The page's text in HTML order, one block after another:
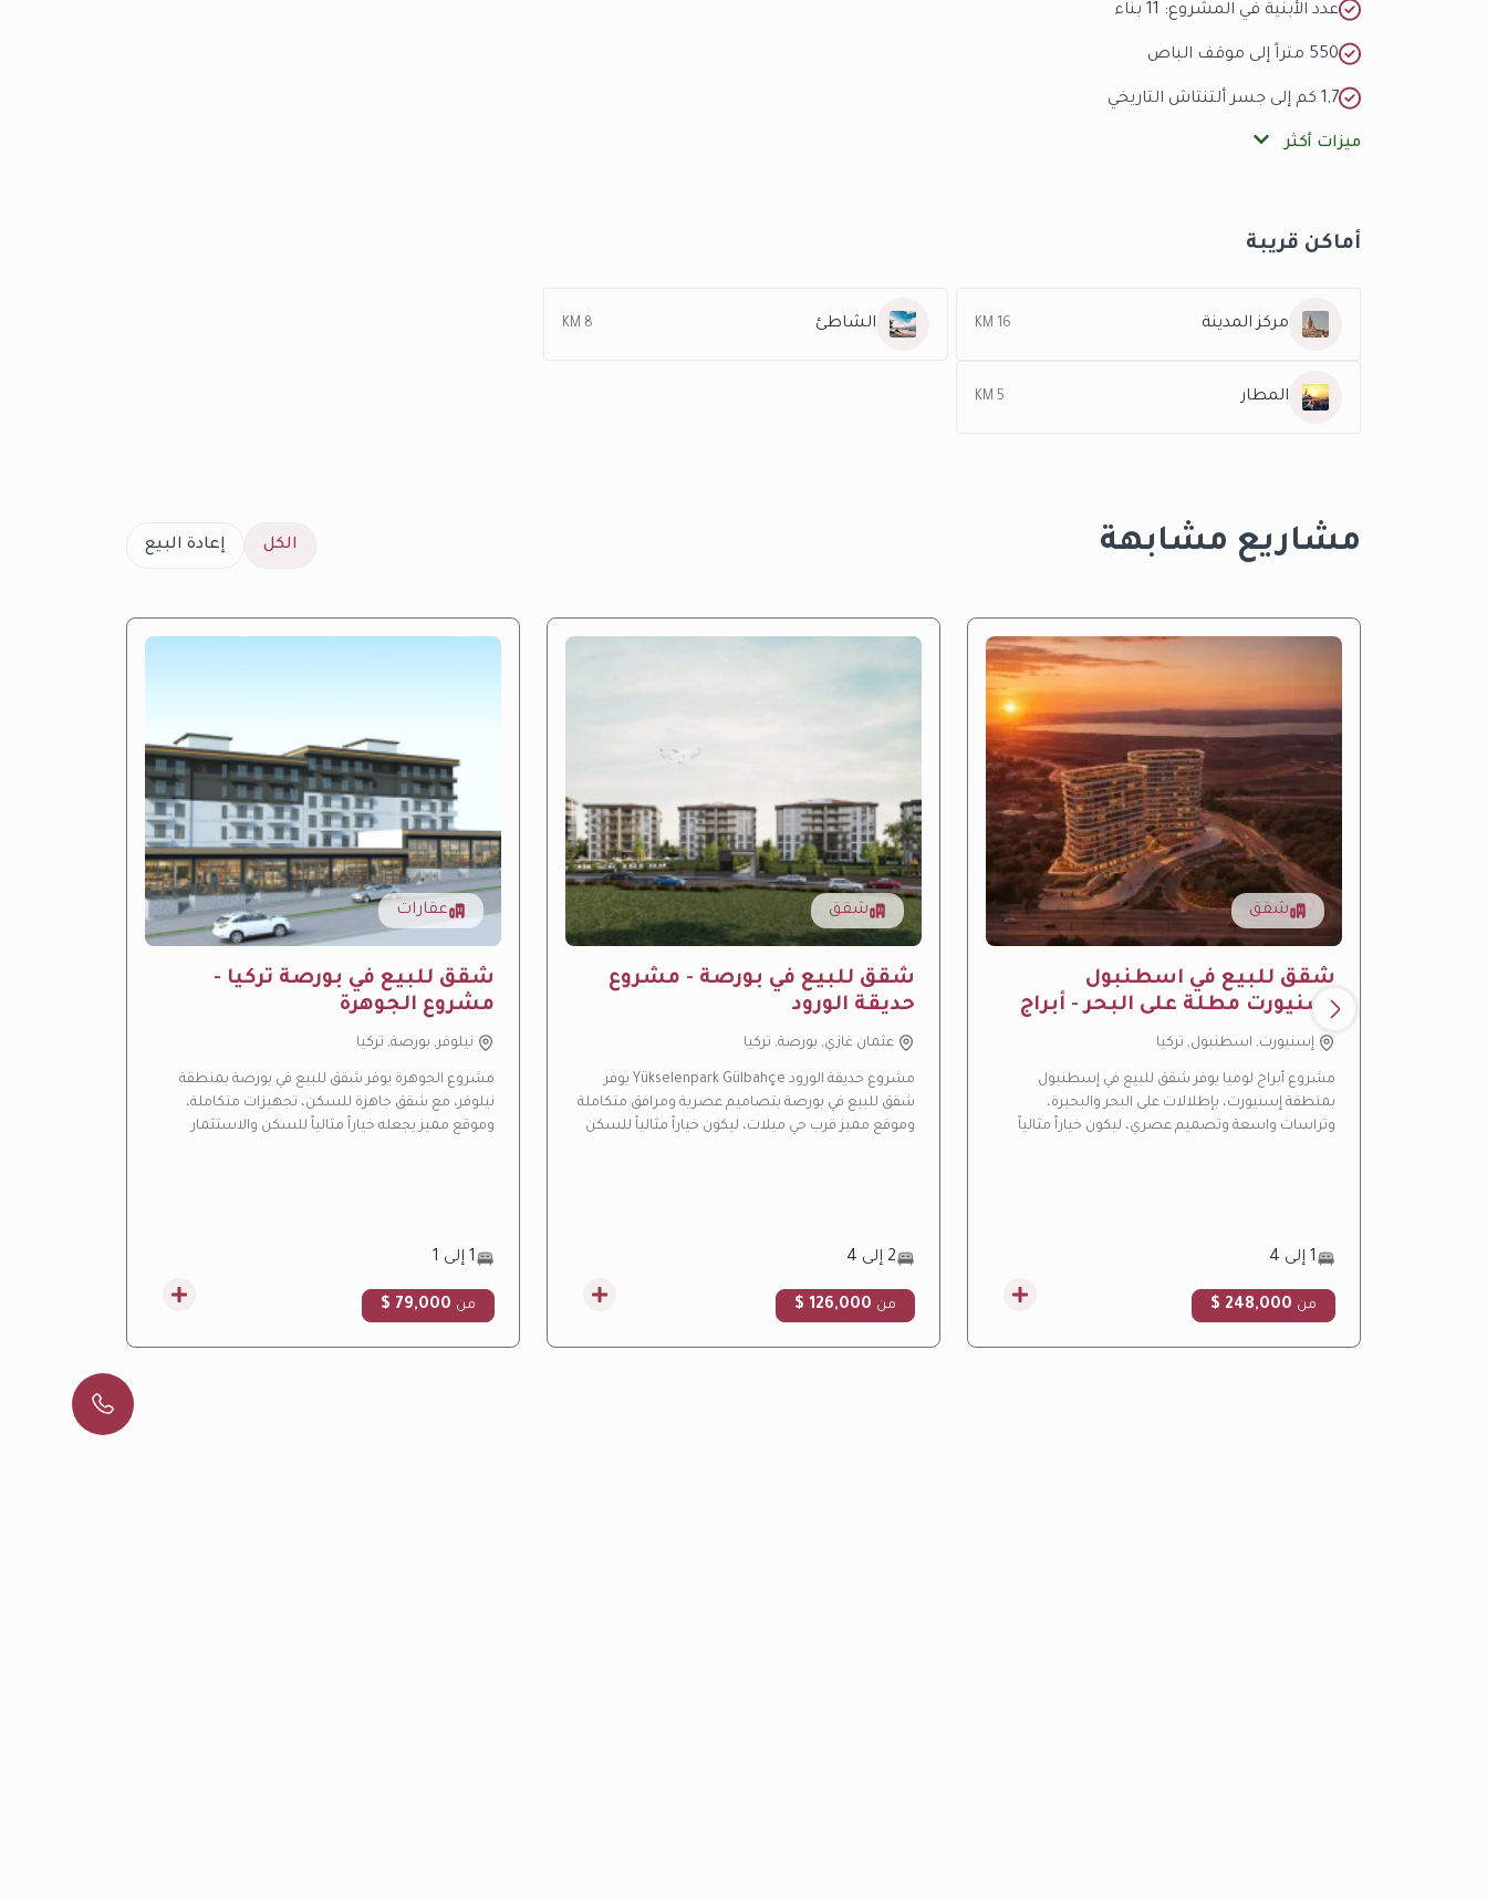
عدد الأبنية في المشروع: 11 بناء
550 متراً إلى موقف الباص
1,7 كم إلى جسر ألتنتاش التاريخي
ميزات أكثر
أماكن قريبة
مركز المدينة 16 KM الشاطئ 8 KM
المطار 5 KM
مشاريع مشابهة الكل إعادة البيع
شقق
شقق للبيع في اسطنبول
اسنيورت مطلة على البحر - أبراج
لومياإسنيورت, اسطنبول, تركيا
مشروع أبراج لوميا يوفر شقق للبيع في إسطنبول
بمنطقة إسنيورت، بإطلالات على البحر والبحيرة،
وتراسات واسعة وتصميم عصري، ليكون خياراً مثالياً
1 إلى 4
من 248,000 $
شقق
شقق للبيع في بورصة - مشروع
حديقة الورود
عثمان غازي, بورصة, تركيا
مشروع حديقة الورود Yükselenpark Gülbahçe يوفر
شقق للبيع في بورصة بتصاميم عصرية ومرافق متكاملة
وموقع مميز قرب حي ميلات، ليكون خياراً مثالياً للسكن
2 إلى 4
من 126,000 $
عقارات
ِشقق للبيع في بورصة تركيا -
مشروع الجوهرة
نيلوفر, بورصة, تركيا
مشروع الجوهرة يوفر شقق للبيع في بورصة بمنطقة
نيلوفر، مع شقق جاهزة للسكن، تجهيزات متكاملة،
وموقع مميز يجعله خياراً مثالياً للسكن والاستثمار
1 إلى 1
من 79,000 $